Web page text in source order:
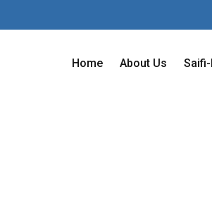
Home About Us